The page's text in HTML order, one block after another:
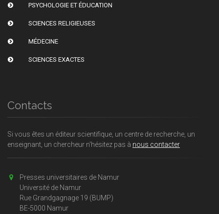
PSYCHOLOGIE ET ÉDUCATION
SCIENCES RELIGIEUSES
MÉDECINE
SCIENCES EXACTES
Contacts
Si vous êtes un éditeur scientifique, un centre de recherche, un
enseignant, un chercheur n'hésitez pas à nous contacter
Presses universitaires de Namur
Université de Namur
Rue Grandgagnage 19 (BUMP)
BE-5000 Namur